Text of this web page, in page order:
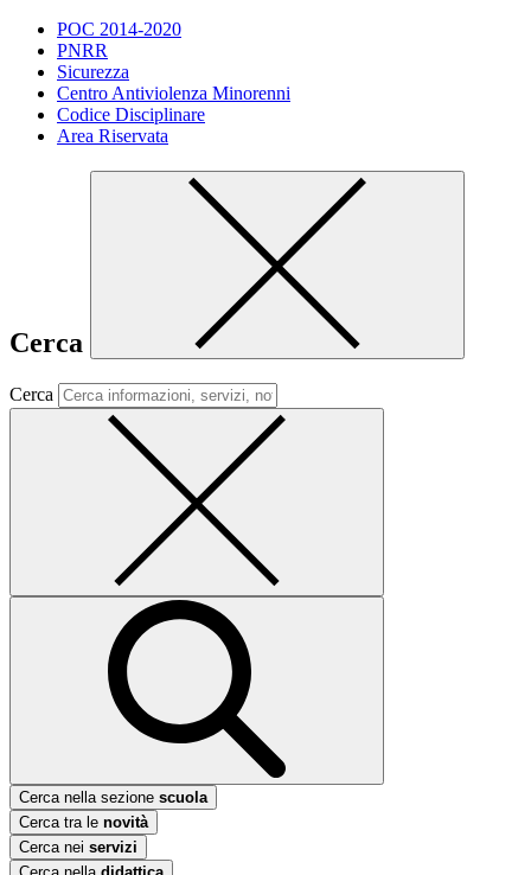
POC 2014-2020
PNRR
Sicurezza
Centro Antiviolenza Minorenni
Codice Disciplinare
Area Riservata
Cerca
Cerca
Cerca nella sezione scuola
Cerca tra le novità
Cerca nei servizi